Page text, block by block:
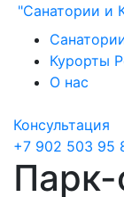
"Санатории и
Курорты
О нас
Консультация
+7 902 503 95
Парк-